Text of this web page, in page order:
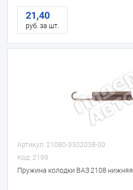
21,40
руб. за шт.
Артикул: 21080-3502038-00
Код: 2199
Пружина колодки ВАЗ 2108 нижняя